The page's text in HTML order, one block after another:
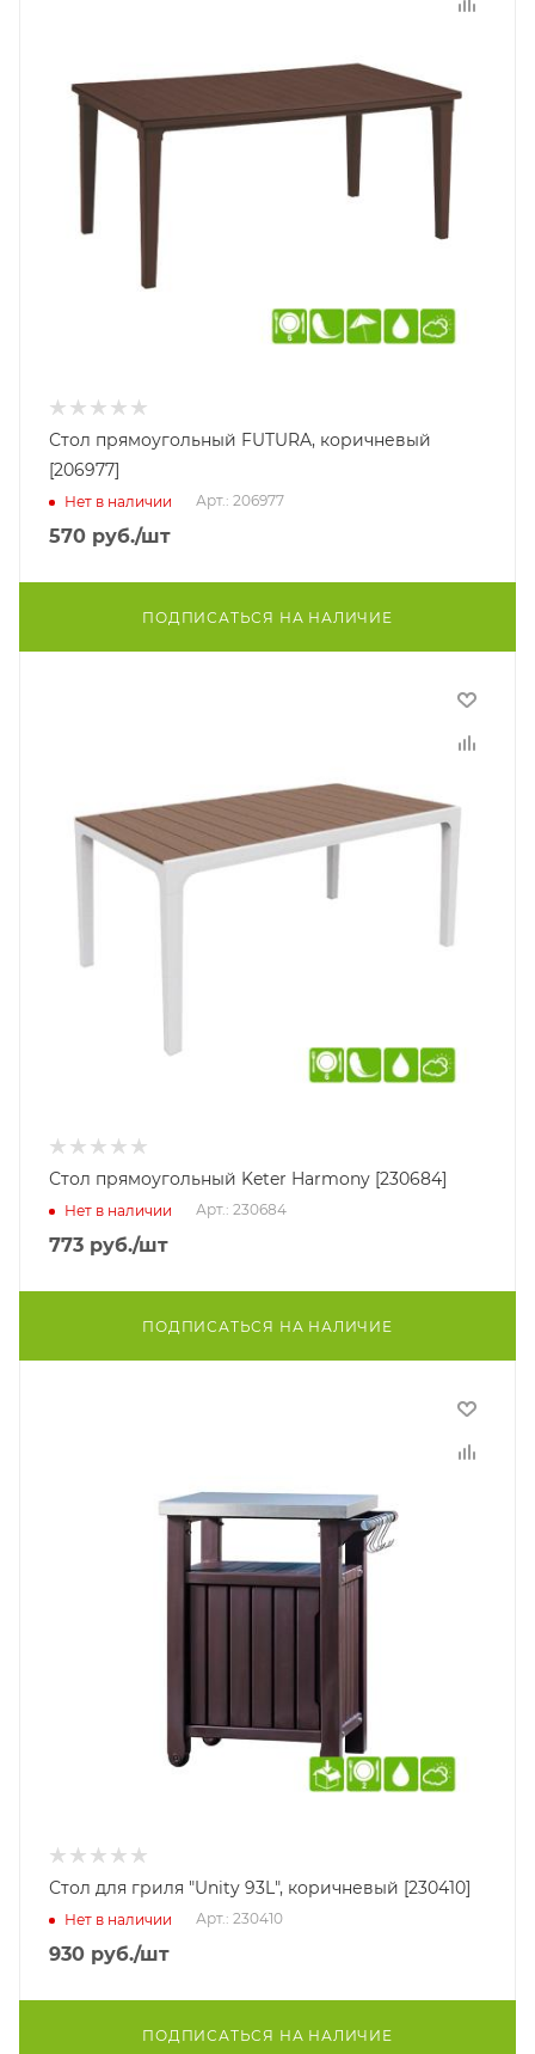
Стол прямоугольный FUTURA, коричневый
[206977]
Нет в наличии Арт.: 206977
570 руб./шт
ПОДПИСАТЬСЯ НА НАЛИЧИЕ
Стол прямоугольный Keter Harmony [230684]
Нет в наличии Арт.: 230684
773 руб./шт
ПОДПИСАТЬСЯ НА НАЛИЧИЕ
Стол для гриля "Unity 93L", коричневый [230410]
Нет в наличии Арт.: 230410
930 руб./шт
ПОДПИСАТЬСЯ НА НАЛИЧИЕ